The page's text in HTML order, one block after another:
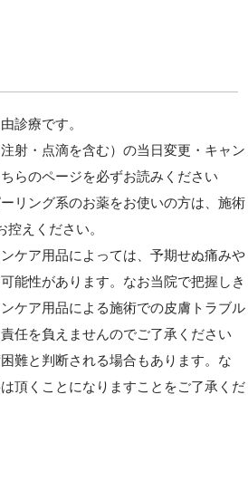
診療です。
射・点滴を含む）の当日変更・キャン
らのページを必ずお読みください
リング系のお薬をお使いの方は、施術
えください。
ケア用品によっては、予期せぬ痛みや
能性があります。なお当院で把握しき
ケア用品による施術での皮膚トラブル
任を負えませんのでご了承ください
難と判断される場合もあります。な
頂くことになりますことをご了承くだ